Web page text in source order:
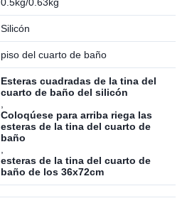
Silicón
piso del cuarto de baño
Esteras cuadradas de la tina del
cuarto de baño del silicón
Coloqúese para arriba riega las
esteras de la tina del cuarto de
baño
esteras de la tina del cuarto de
baño de los 36x72cm